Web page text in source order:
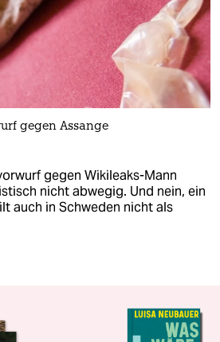
gegen Assange
gegen Wikileaks-Mann
nicht abwegig. Und nein, ein
auch in Schweden nicht als